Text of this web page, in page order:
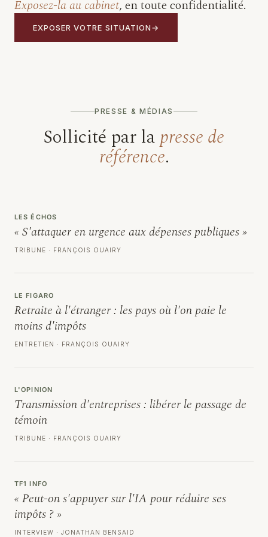
Exposez-la au cabinet, en toute confidentialité.
EXPOSER VOTRE SITUATION
PRESSE & MÉDIAS
Sollicité par lapresse de
référence.
LES ÉCHOS
« S'attaquer en urgence aux dépenses publiques »
TRIBUNE · FRANÇOIS OUAIRY
LE FIGARO
Retraite à l'étranger : les pays où l'on paie le
moins d'impôts
ENTRETIEN · FRANÇOIS OUAIRY
L'OPINION
Transmission d'entreprises : libérer le passage de
témoin
TRIBUNE · FRANÇOIS OUAIRY
TF1 INFO
« Peut-on s'appuyer sur l'IA pour réduire ses
impôts ? »
INTERVIEW · JONATHAN BENSAID